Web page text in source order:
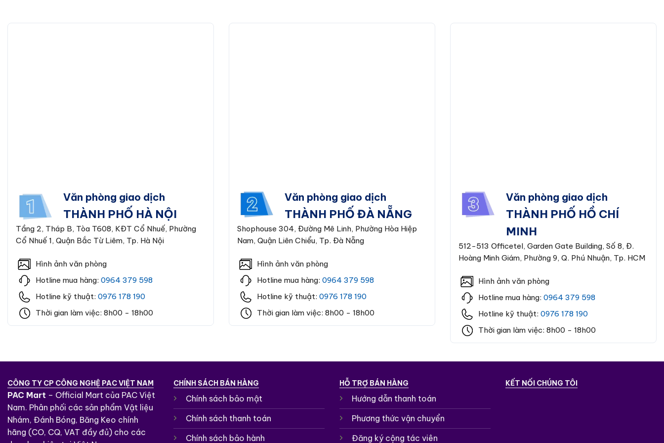
Văn phòng giao dịch
THÀNH PHỐ HÀ NỘI
Tầng 2, Tháp B, Tòa T608, KĐT Cổ Nhuế, Phường
Cổ Nhuế 1, Quận Bắc Từ Liêm, Tp. Hà Nội
Hình ảnh văn phòng
Hotline mua hàng: 0964 379 598
Hotline kỹ thuật: 0976 178 190
Thời gian làm việc: 8h00 - 18h00
Văn phòng giao dịch
THÀNH PHỐ ĐÀ NẴNG
Shophouse 304, Đường Mê Linh, Phường Hòa Hiệp
Nam, Quận Liên Chiểu, Tp. Đà Nẵng
Hình ảnh văn phòng
Hotline mua hàng: 0964 379 598
Hotline kỹ thuật: 0976 178 190
Thời gian làm việc: 8h00 - 18h00
Văn phòng giao dịch
THÀNH PHỐ HỒ CHÍ
MINH
512-513 Officetel, Garden Gate Building, Số 8, Đ.
Hoàng Minh Giám, Phường 9, Q. Phú Nhuận, Tp. HCM
Hình ảnh văn phòng
Hotline mua hàng: 0964 379 598
Hotline kỹ thuật: 0976 178 190
Thời gian làm việc: 8h00 - 18h00
CÔNG TY CP CÔNG NGHỆ PAC VIỆT NAM
PAC Mart – Official Mart của PAC Việt
Nam. Phân phối các sản phẩm Vật liệu
Nhám, Đánh Bóng, Băng Keo chính
hãng (CO, CQ, VAT đầy đủ) cho các
CHÍNH SÁCH BÁN HÀNG
Chính sách bảo mật
Chính sách thanh toán
Chính sách bảo hành
HỖ TRỢ BÁN HÀNG
Hướng dẫn thanh toán
Phương thức vận chuyển
Đăng ký cộng tác viên
KẾT NỐI CHÚNG TÔI